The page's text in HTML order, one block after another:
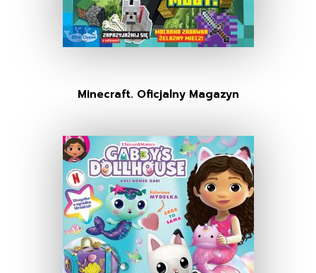
Minecraft. Oficjalny Magazyn